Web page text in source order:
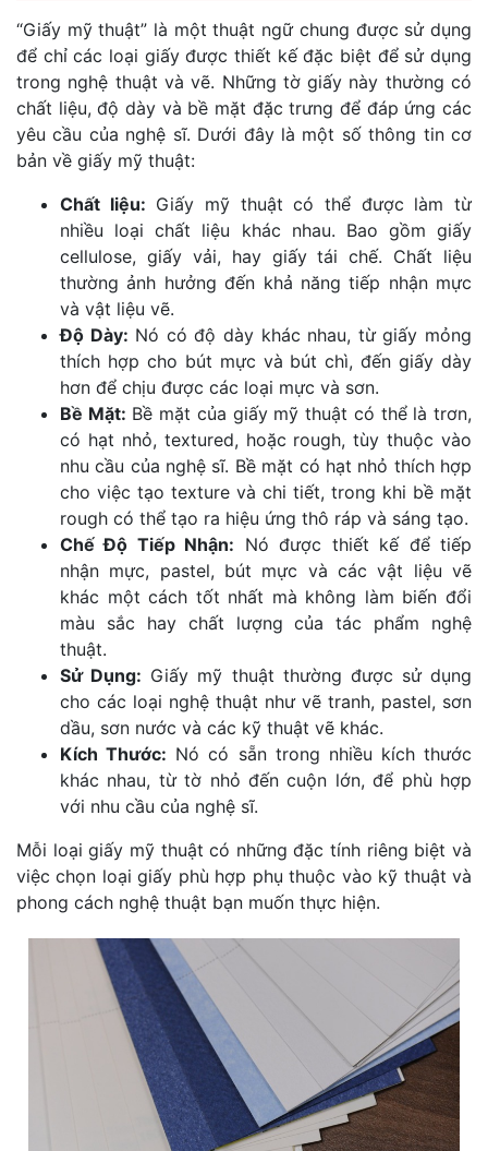
“Giấy mỹ thuật” là một thuật ngữ chung được sử dụng
để chỉ các loại giấy được thiết kế đặc biệt để sử dụng
trong nghệ thuật và vẽ. Những tờ giấy này thường có
chất liệu, độ dày và bề mặt đặc trưng để đáp ứng các
yêu cầu của nghệ sĩ. Dưới đây là một số thông tin cơ
bản về giấy mỹ thuật:
Chất liệu: Giấy mỹ thuật có thể được làm từ
nhiều loại chất liệu khác nhau. Bao gồm giấy
cellulose, giấy vải, hay giấy tái chế. Chất liệu
thường ảnh hưởng đến khả năng tiếp nhận mực
và vật liệu vẽ.
Độ Dày: Nó có độ dày khác nhau, từ giấy mỏng
thích hợp cho bút mực và bút chì, đến giấy dày
hơn để chịu được các loại mực và sơn.
Bề Mặt: Bề mặt của giấy mỹ thuật có thể là trơn,
có hạt nhỏ, textured, hoặc rough, tùy thuộc vào
nhu cầu của nghệ sĩ. Bề mặt có hạt nhỏ thích hợp
cho việc tạo texture và chi tiết, trong khi bề mặt
rough có thể tạo ra hiệu ứng thô ráp và sáng tạo.
Chế Độ Tiếp Nhận: Nó được thiết kế để tiếp
nhận mực, pastel, bút mực và các vật liệu vẽ
khác một cách tốt nhất mà không làm biến đổi
màu sắc hay chất lượng của tác phẩm nghệ
thuật.
Sử Dụng: Giấy mỹ thuật thường được sử dụng
cho các loại nghệ thuật như vẽ tranh, pastel, sơn
dầu, sơn nước và các kỹ thuật vẽ khác.
Kích Thước: Nó có sẵn trong nhiều kích thước
khác nhau, từ tờ nhỏ đến cuộn lớn, để phù hợp
với nhu cầu của nghệ sĩ.
Mỗi loại giấy mỹ thuật có những đặc tính riêng biệt và
việc chọn loại giấy phù hợp phụ thuộc vào kỹ thuật và
phong cách nghệ thuật bạn muốn thực hiện.